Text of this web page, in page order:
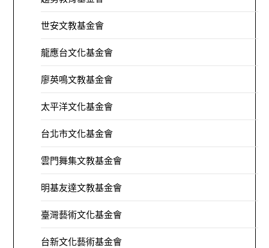
世安文教基金會
龍應台文化基金會
廖英鳴文教基金會
太平洋文化基金會
台北市文化基金會
雲門舞集文教基金會
明基友達文教基金會
臺灣藝術文化基金會
台新文化藝術基金會